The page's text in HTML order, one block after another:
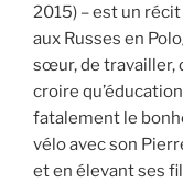
2015) – est un
aux Russes en
sœur, de travailler,
croire
fatalement le
vélo avec son
et en élevant ses